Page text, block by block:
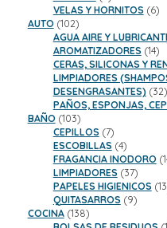
productos
VELAS Y HORNITOS 66
AUTO 102102
productos
AGUA AIRE Y
AROMATIZADORES 1414
CERAS, SILICONAS Y
LIMPIADORES
DESENGRASANTES) 32
PAÑOS, ESPONJAS,
BAÑO 103103
productos
CEPILLOS 77
productos
ESCOBILLAS 44
productos
FRAGANCIA INODORO
LIMPIADORES 3737
PAPELES HIGIENICOS 13
QUITASARROS 99
COCINA 138138